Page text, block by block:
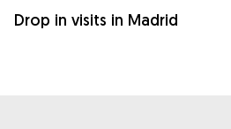
Drop in visits in Madrid